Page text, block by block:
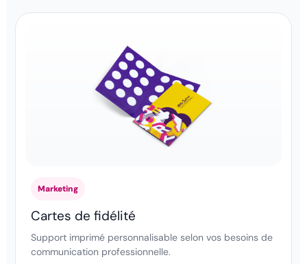
Marketing
Cartes de fidélité
Support imprimé personnalisable selon vos besoins de
communication professionnelle.